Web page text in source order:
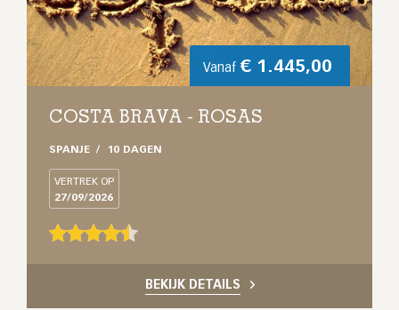
Vanaf € 1.445,00
COSTA BRAVA - ROSAS
SPANJE 10 DAGEN
VERTREK OP
27/09/2026
BEKIJK DETAILS